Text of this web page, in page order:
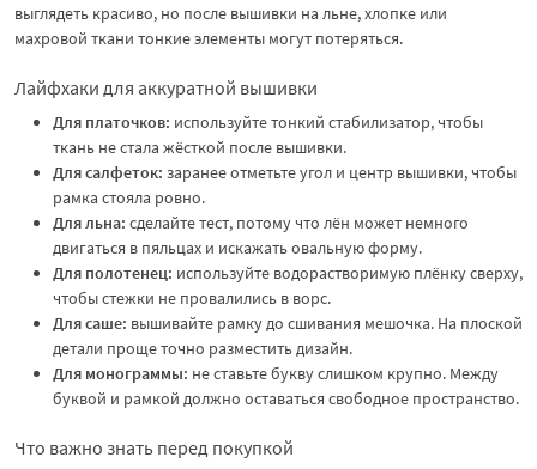
выглядеть красиво, но после вышивки на льне, хлопке или
махровой ткани тонкие элементы могут потеряться.
Лайфхаки для аккуратной вышивки
Для платочков: используйте тонкий стабилизатор, чтобы
ткань не стала жёсткой после вышивки.
Для салфеток: заранее отметьте угол и центр вышивки, чтобы
рамка стояла ровно.
Для льна: сделайте тест, потому что лён может немного
двигаться в пяльцах и искажать овальную форму.
Для полотенец: используйте водорастворимую плёнку сверху,
чтобы стежки не провалились в ворс.
Для саше: вышивайте рамку до сшивания мешочка. На плоской
детали проще точно разместить дизайн.
Для монограммы: не ставьте букву слишком крупно. Между
буквой и рамкой должно оставаться свободное пространство.
Что важно знать перед покупкой